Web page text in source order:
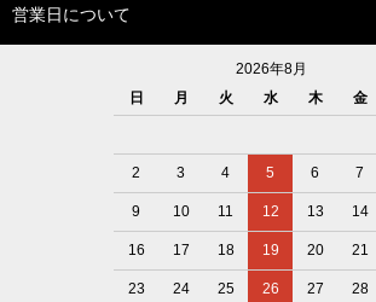
営業日について
2026年8月
日
月 火 水 木 金
2 3 4 5 6 7
9 10 11 12 13 14
16 17 18 19 20 21
23 24 25 26 27 28